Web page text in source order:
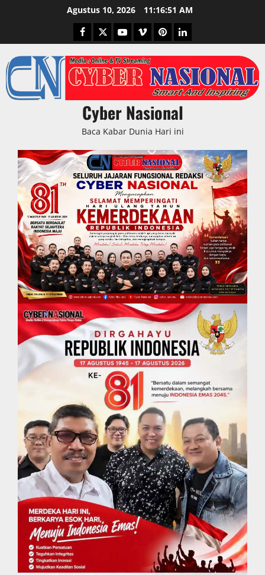
Agustus 10, 2026 11:16:52 AM
Facebook
TwitterYoutubeVimeoPinterestLinkedIn
Cyber Nasional
Baca Kabar Dunia Hari ini